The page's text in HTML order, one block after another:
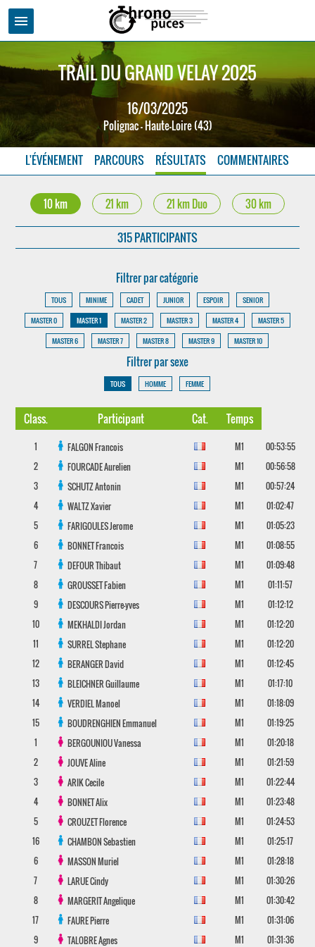
menu
TRAIL DU GRAND VELAY 2025
16/03/2025
Polignac - Haute-Loire (43)
L'ÉVÉNEMENT PARCOURS RÉSULTATS COMMENTAIRES
10 km 21 km 21 km Duo 30 km
315 PARTICIPANTS
Filtrer par catégorie
TOUS MINIME CADET JUNIOR ESPOIR
SENIOR
MASTER 0
MASTER 1 MASTER 2 MASTER 3 MASTER 4
MASTER 5
MASTER 6
MASTER 7 MASTER 8 MASTER 9 MASTER 10
Filtrer par sexe
TOUS HOMME FEMME
Class. Participant Cat. Temps
1 FALGONFrancois M1
00:53:55
2
FOURCADEAurelien M1
00:56:58
3
SCHUTZAntonin M1
00:57:24
4
WALTZXavier M1
01:02:47
5
FARIGOULESJerome M1
01:05:23
6
BONNETFrancois M1
01:08:55
7
DEFOURThibaut M1
01:09:48
8
GROUSSETFabien M1
01:11:57
9
DESCOURSPierre-yves M1
01:12:12
10
MEKHALDIJordan M1
01:12:20
11
SURRELStephane M1
01:12:20
12
BERANGERDavid M1
01:12:45
13
BLEICHNERGuillaume M1
01:17:10
14
VERDIELManoel M1
01:18:09
15
BOUDRENGHIENEmmanuel M1
01:19:25
1
BERGOUNIOUVanessa M1
01:20:18
2
JOUVEAline M1
01:21:59
3
ARIKCecile M1
01:22:44
4
BONNETAlix M1
01:23:48
5
CROUZETFlorence M1
01:24:53
16
CHAMBONSebastien M1
01:25:17
6
MASSONMuriel M1
01:28:18
7
LARUECindy M1
01:30:26
8
MARGERITAngelique M1
01:30:42
17
FAUREPierre M1
01:31:06
9
TALOBREAgnes M1
01:31:36